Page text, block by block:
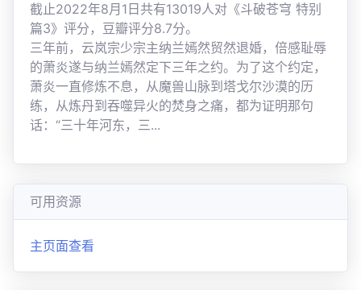
截止2022年8月1日共有13019人对《斗破苍穹 特别
篇3》评分，豆瓣评分8.7分。
三年前，云岚宗少宗主纳兰嫣然贸然退婚，倍感耻辱
的萧炎遂与纳兰嫣然定下三年之约。为了这个约定，
萧炎一直修炼不息，从魔兽山脉到塔戈尔沙漠的历
练，从炼丹到吞噬异火的焚身之痛，都为证明那句
话：“三十年河东，三...
可用资源
主页面查看